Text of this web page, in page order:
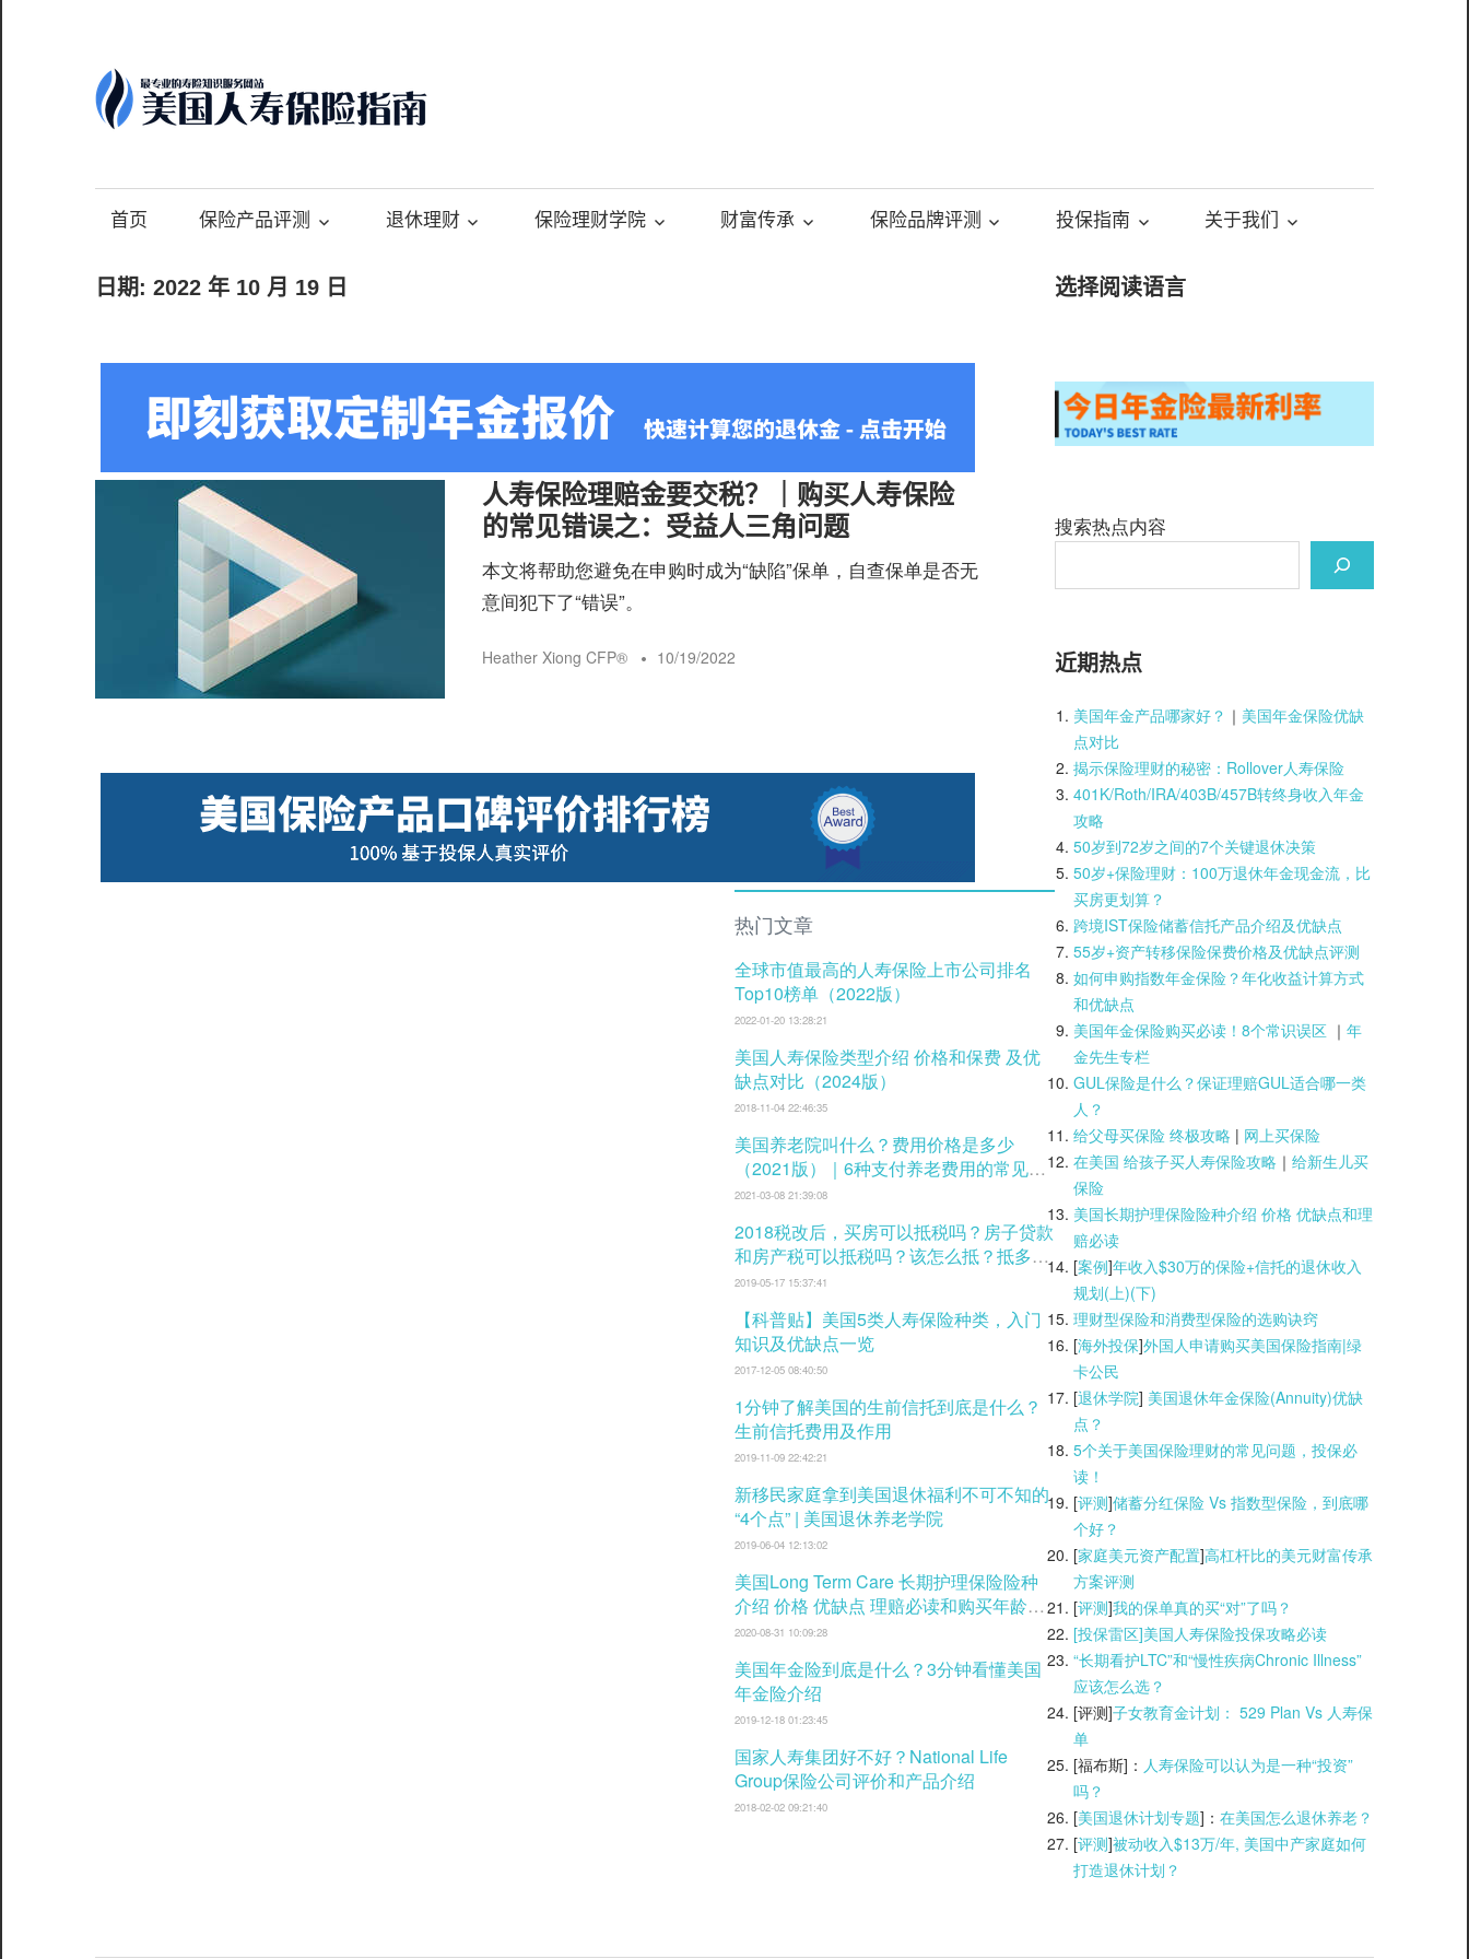
content
国
寿
保
险
指
©️
专
业
美
保
首页 保险产品评测 退休理财 保险理财学院 财富传承 保险品牌评测 投保指南 关于我们
日期: 2022 年 10 月 19 日
人寿保险理赔金要交税？｜购买人寿保险
的常见错误之：受益人三角问题
本文将帮助您避免在申购时成为“缺陷”保单，自查保单是否无
意间犯下了“错误”。
Heather Xiong CFP®️ 10/19/2022
选择阅读语言
搜索热点内容
近期热点
美国年金产品哪家好？ ｜ 美国年金保险优缺
点对比
揭示保险理财的秘密：Rollover人寿保险
401K/Roth/IRA/403B/457B转终身收入年金
攻略
50岁到72岁之间的7个关键退休决策
50岁+保险理财：100万退休年金现金流，比
买房更划算？
跨境IST保险储蓄信托产品介绍及优缺点
55岁+资产转移保险保费价格及优缺点评测
如何申购指数年金保险？年化收益计算方式
和优缺点
美国年金保险购买必读！8个常识误区 ｜ 年
金先生专栏
GUL保险是什么？保证理赔GUL适合哪一类
人？
给父母买保险 终极攻略 | 网上买保险
在美国 给孩子买人寿保险攻略 ｜ 给新生儿买
保险
美国长期护理保险险种介绍 价格 优缺点和理
赔必读
[案例]年收入$30万的保险+信托的退休收入
规划(上)(下)
理财型保险和消费型保险的选购诀窍
[海外投保]外国人申请购买美国保险指南|绿
卡公民
[退休学院] 美国退休年金保险(Annuity)优缺
点？
5个关于美国保险理财的常见问题，投保必
读！
[评测]储蓄分红保险 Vs 指数型保险，到底哪
个好？
[家庭美元资产配置]高杠杆比的美元财富传承
方案评测
[评测]我的保单真的买“对”了吗？
[投保雷区]美国人寿保险投保攻略必读
“长期看护LTC”和“慢性疾病Chronic Illness”
应该怎么选？
[评测]子女教育金计划： 529 Plan Vs 人寿保
单
[福布斯]： 人寿保险可以认为是一种“投资”
吗？
[美国退休计划专题]： 在美国怎么退休养老？
[评测]被动收入$13万/年, 美国中产家庭如何
打造退休计划？
热门文章
全球市值最高的人寿保险上市公司排名
Top10榜单（2022版）
2022-01-20 13:28:21
美国人寿保险类型介绍 价格和保费 及优
缺点对比（2024版）
2018-11-04 22:46:35
美国养老院叫什么？费用价格是多少
（2021版）｜6种支付养老费用的常见方
式
2021-03-08 21:39:08
2018税改后，买房可以抵税吗？房子贷款
和房产税可以抵税吗？该怎么抵？抵多少
税？
2019-05-17 15:37:41
【科普贴】美国5类人寿保险种类，入门
知识及优缺点一览
2017-12-05 08:40:50
1分钟了解美国的生前信托到底是什么？
生前信托费用及作用
2019-11-09 22:42:21
新移民家庭拿到美国退休福利不可不知的
“4个点” | 美国退休养老学院
2019-06-04 12:13:02
美国Long Term Care 长期护理保险险种
介绍 价格 优缺点 理赔必读和购买年龄窗
口
2020-08-31 10:09:28
美国年金险到底是什么？3分钟看懂美国
年金险介绍
2019-12-18 01:23:45
国家人寿集团好不好？National Life
Group保险公司评价和产品介绍
2018-02-02 09:21:40